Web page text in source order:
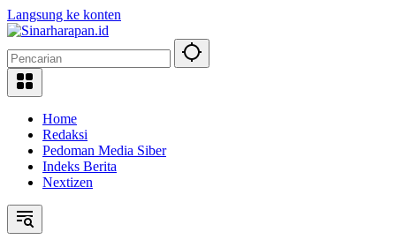
Langsung ke konten
Home
Redaksi
Pedoman Media Siber
Indeks Berita
Nextizen